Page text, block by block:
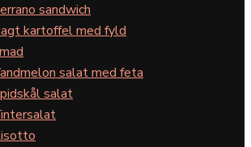
sandwich
kartoffel med fyld
salat med feta
salat